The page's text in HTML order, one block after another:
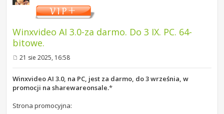
Winxvideo AI 3.0-za darmo. Do 3 IX. PC. 64-
bitowe.
o
s
t
21 sie 2025, 16:58
Winxvideo AI 3.0, na PC, jest za darmo, do 3 września, w
promocji na sharewareonsale.*
Strona promocyjna: